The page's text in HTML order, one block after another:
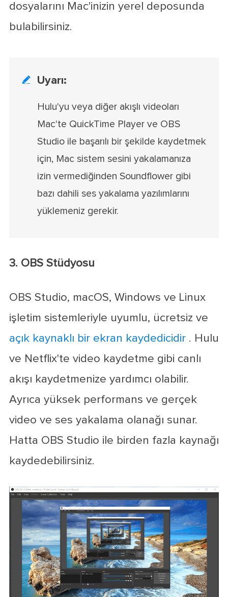
dosyalarını Mac'inizin yerel deposunda
bulabilirsiniz.
 Uyarı:
Hulu'yu veya diğer akışlı videoları
Mac'te QuickTime Player ve OBS
Studio ile başarılı bir şekilde kaydetmek
için, Mac sistem sesini yakalamanıza
izin vermediğinden Soundflower gibi
bazı dahili ses yakalama yazılımlarını
yüklemeniz gerekir.
3. OBS Stüdyosu
OBS Studio, macOS, Windows ve Linux
işletim sistemleriyle uyumlu, ücretsiz ve
açık kaynaklı bir ekran kaydedicidir. Hulu
ve Netflix'te video kaydetme gibi canlı
akışı kaydetmenize yardımcı olabilir.
Ayrıca yüksek performans ve gerçek
video ve ses yakalama olanağı sunar.
Hatta OBS Studio ile birden fazla kaynağı
kaydedebilirsiniz.